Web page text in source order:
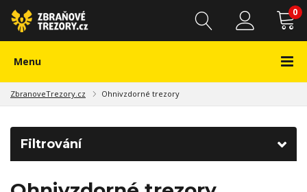
0
Menu
ZbranoveTrezory.cz Ohnivzdorné trezory
Filtrování